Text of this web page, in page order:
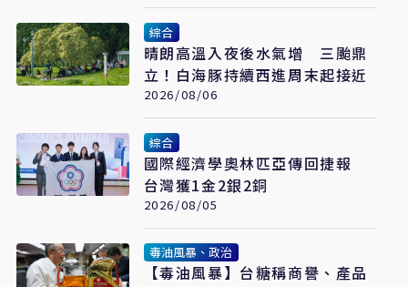
綜合
晴朗高溫入夜後水氣增 三颱鼎
立！白海豚持續西進周末起接近
2026/08/06
綜合
國際經濟學奧林匹亞傳回捷報
台灣獲1金2銀2銅
2026/08/05
毒油風暴、政治
【毒油風暴】台糖稱商譽、產品